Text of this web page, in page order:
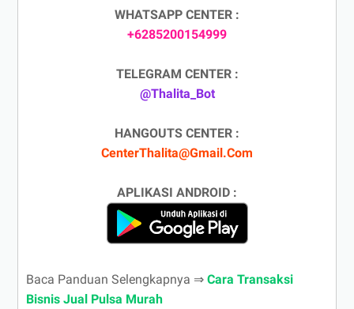
WHATSAPP CENTER :
+6285200154999
TELEGRAM CENTER :
@Thalita_Bot
HANGOUTS CENTER :
CenterThalita@Gmail.Com
APLIKASI ANDROID :
Baca Panduan Selengkapnya ⇒ Cara Transaksi
Bisnis Jual Pulsa Murah